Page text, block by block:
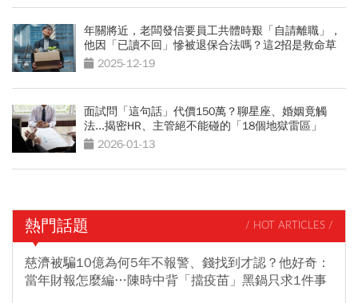
年關將近，老闆發信要員工共體時艱「自請離職」，
他因「已讀不回」慘被退保合法嗎？這2招是救命草
2025-12-19
面試問「這句話」代價150萬？聊星座、婚姻竟觸
法...揭密HR、主管絕不能碰的「18個地獄雷區」
2026-01-13
熱門話題 / HOT ARTICLES /
慈濟被騙10億為何5年不報警、錢找到才認？他好奇：
當年財報怎麼編…陳時中背「擋疫苗」黑鍋只求1件事